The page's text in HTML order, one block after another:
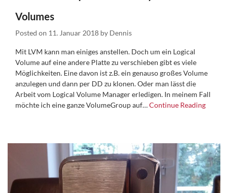
Volumes
Posted on 11. Januar 2018 by Dennis
Mit LVM kann man einiges anstellen. Doch um ein Logical
Volume auf eine andere Platte zu verschieben gibt es viele
Möglichkeiten. Eine davon ist z.B. ein genauso großes Volume
anzulegen und dann per DD zu klonen. Oder man lässt die
Arbeit vom Logical Volume Manager erledigen. In meinem Fall
möchte ich eine ganze VolumeGroup auf…Continue Reading